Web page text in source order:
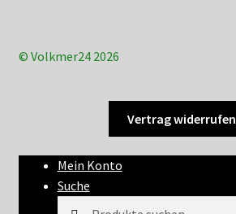
© Volkmer24 2026
Vertrag widerrufen
Mein Konto
Suche